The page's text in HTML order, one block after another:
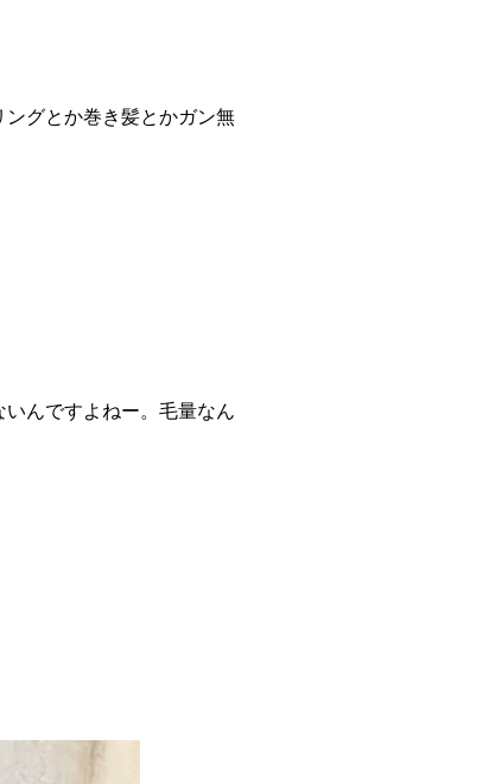
グとか巻き髪とかガン無
んですよねー。毛量なん